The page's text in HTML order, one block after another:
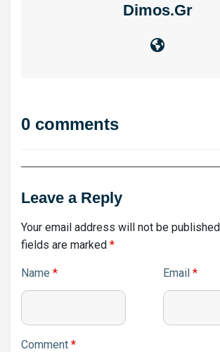
Dimos.gr
0 comments
Leave a Reply
Your email address will not be
fields are marked *
Name * Email *
Comment *